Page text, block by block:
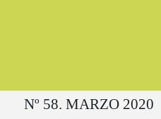
Ruta del sitio
Nº 58. MARZO 2020